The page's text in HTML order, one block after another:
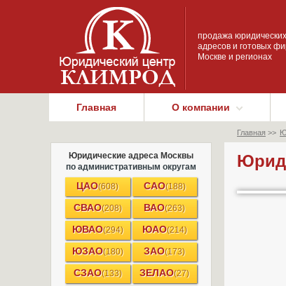
продажа юридических
адресов и готовых
Москве и регионах
Главная О компании
Юридические адреса Москвы
по административным округам
ЦАО(608) САО(188)
СВАО(208) ВАО(263)
ЮВАО(294) ЮАО(214)
ЮЗАО(180) ЗАО(173)
СЗАО(133) ЗЕЛАО(27)
Главная >>